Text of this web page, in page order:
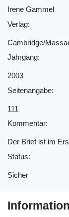
Irene Gammel
Verlag:
Cambridge/
Jahrgang:
2003
Seitenangabe:
111
Kommentar:
Der Brief ist im
Status:
Sicher